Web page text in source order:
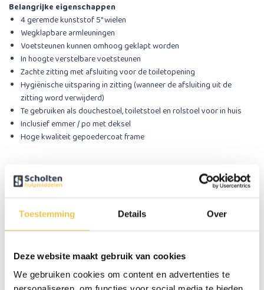
Toestemming Details Over
Deze website maakt gebruik van cookies
We gebruiken cookies om content en advertenties te
Belangrijke eigenschappen
4 geremde kunststof 5'' wielen
Wegklapbare armleuningen
Voetsteunen kunnen omhoog geklapt worden
In hoogte verstelbare voetsteunen
Zachte zitting met afsluiting voor de toiletopening
Hygiënische uitsparing in zitting (wanneer de afsluiting uit de
zitting word verwijderd)
Te gebruiken als douchestoel, toiletstoel en rolstoel voor in huis
Inclusief emmer / po met deksel
Hoge kwaliteit gepoedercoat frame
Specificaties
Zitbreedte
46 cm
Maximale gewicht gebruiker
Totaal gewicht